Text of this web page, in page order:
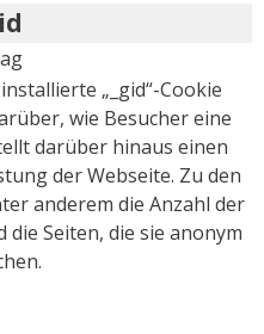
„_gid“-Cookie
wie Besucher eine
darüber hinaus einen
der Webseite. Zu den
anderem die Anzahl der
Seiten, die sie anonym